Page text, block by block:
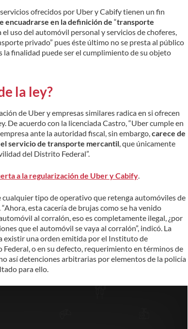
ofrecidos por Uber y Cabify tienen un fin
encuadrarse en la definición de “transporte
el uso del automóvil personal y servicios de choferes,
privado” pues éste último no se presta al público
la finalidad puede ser el cumplimiento de su objeto
la ley?
de Uber y empresas similares radica en si ofrecen
De acuerdo con la licenciada Castro, “Uber cumple en
ante la autoridad fiscal, sin embargo,carece de
servicio de transporte mercantil, que únicamente
del Distrito Federal”.
a la regularización de Uber y Cabify.
tipo de operativo que retenga automóviles de
esta cacería de brujas como se ha venido
al corralón, eso es completamente ilegal, ¿por
que el automóvil se vaya al corralón”, indicó. La
existir una orden emitida por el Instituto de
o en su defecto, requerimiento en términos de
así detenciones arbitrarias por elementos de la policía
para ello.